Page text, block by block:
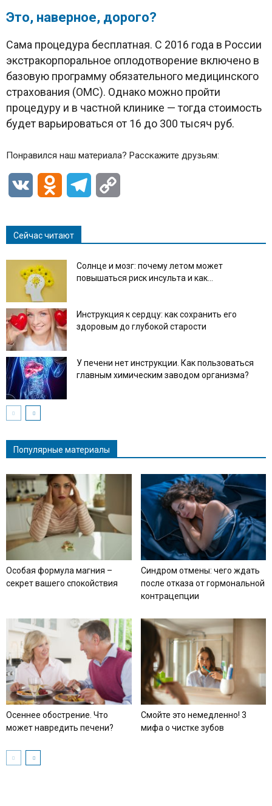
Это, наверное, дорого?
Сама процедура бесплатная. С 2016 года в России
экстракорпоральное оплодотворение включено в
базовую программу обязательного медицинского
страхования (ОМС). Однако можно пройти
процедуру и в частной клинике — тогда стоимость
будет варьироваться от 16 до 300 тысяч руб.
Понравился наш материала? Расскажите друзьям:
VK Odnoklassniki
Telegram
Сейчас читают
Солнце и мозг: почему летом может
повышаться риск инсульта и как...
Инструкция к сердцу: как сохранить его
здоровым до глубокой старости
У печени нет инструкции. Как пользоваться
главным химическим заводом организма?
Популярные материалы
Особая формула магния –
секрет вашего спокойствия
Синдром отмены: чего ждать
после отказа от гормональной
контрацепции
Осеннее обострение. Что
может навредить печени?
Смойте это немедленно! 3
мифа о чистке зубов